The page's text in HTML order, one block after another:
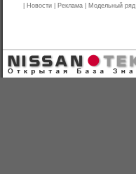
Новости Реклама Модельный ряд